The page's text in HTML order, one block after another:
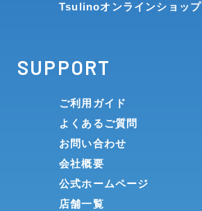
Tsulinoオンラインショップ
SUPPORT
ご利用ガイド
よくあるご質問
お問い合わせ
会社概要
公式ホームページ
店舗一覧